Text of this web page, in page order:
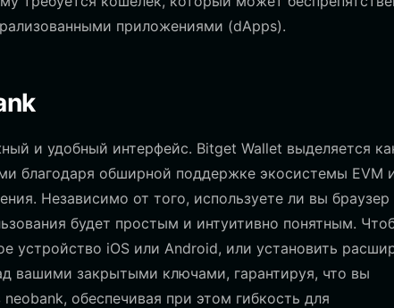
приложениями (dApps).
и удобный интерфейс. Bitget Wallet выделяется
благодаря обширной поддержке экосистемы EVM
Независимо от того, используете ли вы браузер
будет простым и интуитивно понятным.
устройство iOS или Android, или установить
вашими закрытыми ключами, гарантируя, что вы
обеспечивая при этом гибкость для